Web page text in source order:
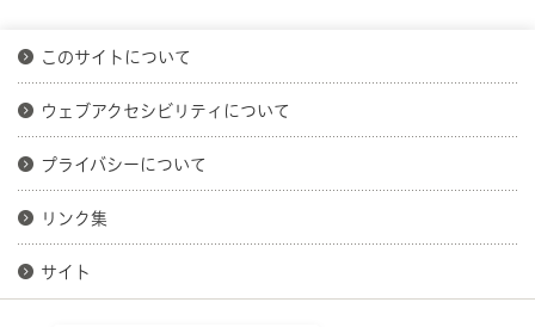
このサイトについて
ウェブアクセシビリティについて
プライバシーについて
リンク集
サイト